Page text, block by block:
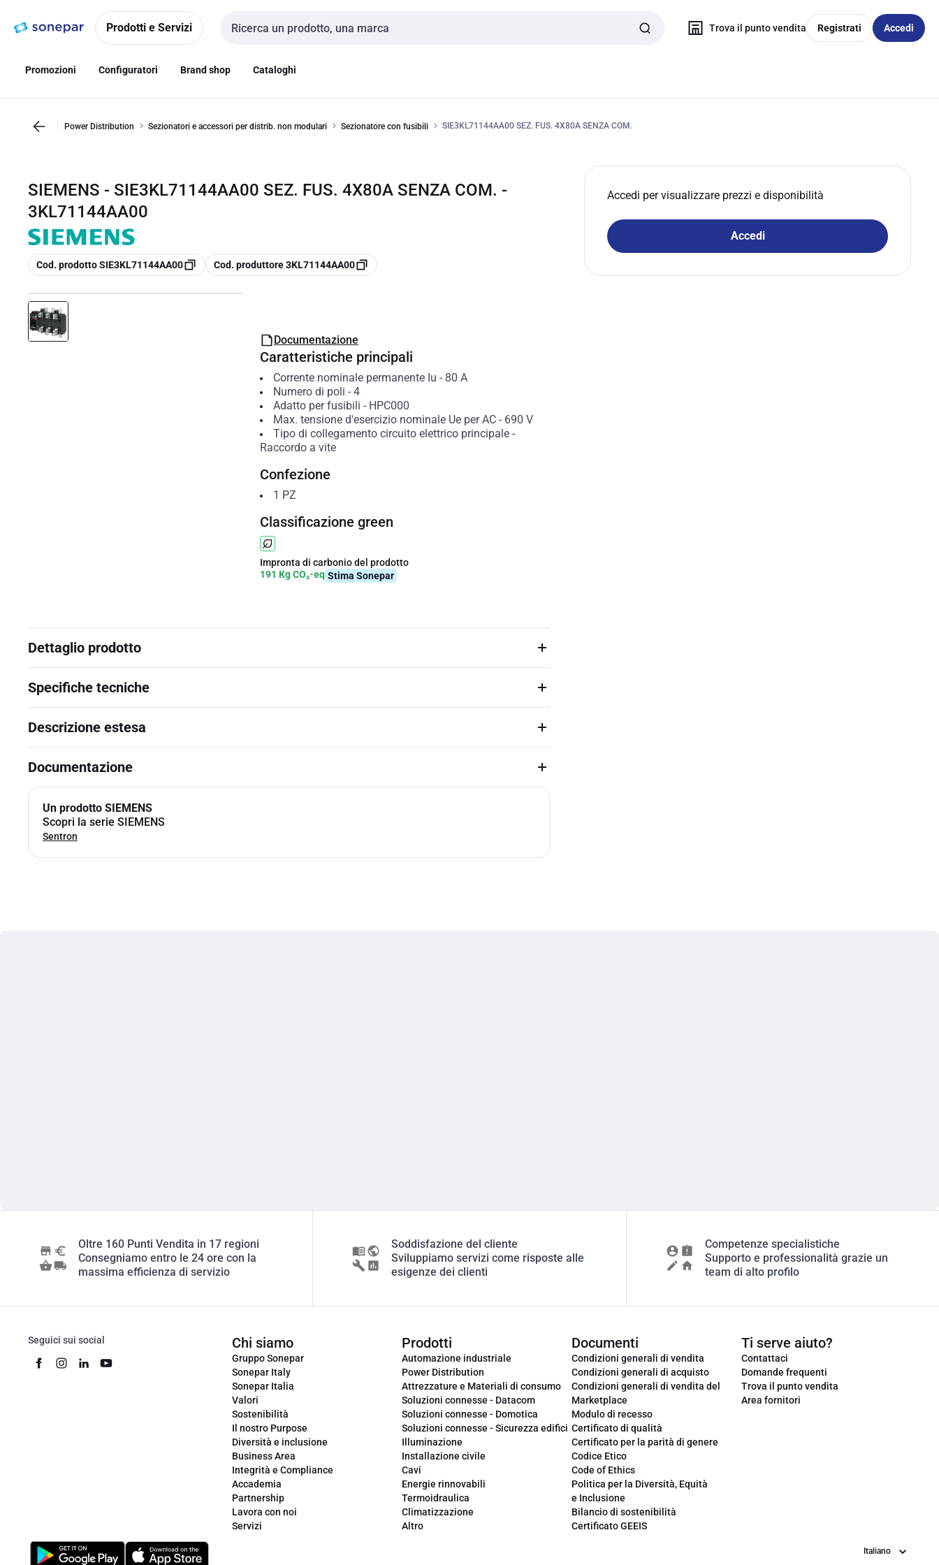
navigazionealla
Prodotti e Servizi
Cerca input
Trova il punto vendita Registrati Accedi
Promozioni Configuratori Brand shop Cataloghi
Power Distribution Sezionatori e accessori per distrib. non modulari Sezionatore con fusibili SIE3KL71144AA00 SEZ. FUS. 4X80A SENZA COM.
SIEMENS - SIE3KL71144AA00 SEZ. FUS. 4X80A SENZA COM. -
3KL71144AA00
copia
Cod. prodotto SIE3KL71144AA00 copia
Cod. produttore 3KL71144AA00
Accedi per visualizzare prezzi e disponibilità
Accedi
Documentazione
Caratteristiche principali
Corrente nominale permanente Iu - 80 A
Numero di poli - 4
Adatto per fusibili - HPC000
Max. tensione d'esercizio nominale Ue per AC- 690 V
Tipo di collegamento circuito elettrico principale-
Raccordo a vite
Confezione
1 PZ
Classificazione green
Impronta di carbonio del prodotto
191 Kg CO₂-eq Stima Sonepar
Dettaglio prodotto
Specifiche tecniche
Descrizione estesa
Documentazione
Un prodotto SIEMENS
Scopri la serie SIEMENS
Sentron
Oltre 160 Punti Vendita in 17 regioni
Consegniamo entro le 24 ore con la
massima efficienza di servizio
Soddisfazione del cliente
Sviluppiamo servizi come risposte alle
esigenze dei clienti
Competenze specialistiche
Supporto e professionalità grazie un
team di alto profilo
Seguici sui social Chi siamo
Gruppo Sonepar
Sonepar Italy
Sonepar Italia
Valori
Sostenibilità
Il nostro Purpose
Diversità e inclusione
Business Area
Integrità e Compliance
Accademia
Partnership
Lavora con noi
Servizi
Prodotti
Automazione industriale
Power Distribution
Attrezzature e Materiali di consumo
Soluzioni connesse - Datacom
Soluzioni connesse - Domotica
Soluzioni connesse - Sicurezza edifici
Illuminazione
Installazione civile
Cavi
Energie rinnovabili
Termoidraulica
Climatizzazione
Altro
Documenti
Condizioni generali di vendita
Condizioni generali di acquisto
Condizioni generali di vendita del
Marketplace
Modulo di recesso
Certificato di qualità
Certificato per la parità di genere
Codice Etico
Code of Ethics
Politica per la Diversità, Equità
e Inclusione
Bilancio di sostenibilità
Certificato GEEIS
Ti serve aiuto?
Contattaci
Domande frequenti
Trova il punto vendita
Area fornitori
Lingua